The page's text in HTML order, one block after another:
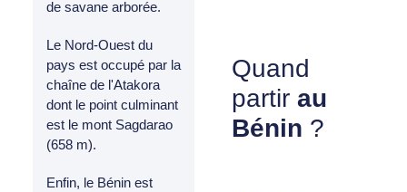
de savane arborée.
Le Nord-Ouest du
pays est occupé par la
chaîne de l'Atakora
dont le point culminant
est le mont Sagdarao
(658 m).
Enfin, le Bénin est
Quand
partir au
Bénin ?